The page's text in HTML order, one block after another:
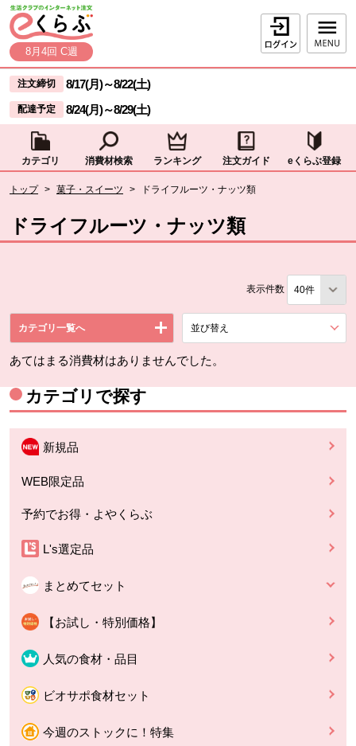
ページの先頭です。
本文へジャンプする。
8月4回 C週
ログイン
ここからサイト内共通メニューです。
サイト内共通メニューをスキップする
注文締切 8/17(月)～8/22(土)
配達予定 8/24(月)～8/29(土)
カテゴリ 消費材検索 ランキング 注文ガイド eくらぶ登録
トップ > 菓子・スイーツ > ドライフルーツ・ナッツ類
ドライフルーツ・ナッツ類
表示件数
カテゴリ一覧へ 並び替え
あてはまる消費材はありませんでした。
カテゴリで探す
新規品
WEB限定品
予約でお得・よやくらぶ
L's選定品
まとめてセット
【お試し・特別価格】
人気の食材・品目
ビオサポ食材セット
今週のストックに！特集